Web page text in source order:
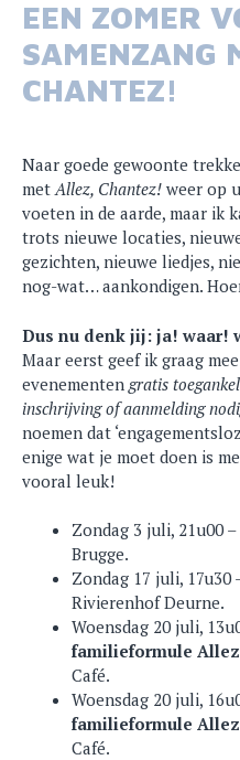
EEN ZOMER
SAMENZANG
CHANTEZ!
Naar goede gewoonte
metAllez, Chantez! weer op
voeten in de aarde, maar ik
trots nieuwe locaties,
gezichten, nieuwe liedjes,
nog-wat… aankondigen.
Dus nu denk jij: ja! waar!
Maar eerst geef ik graag
evenementen gratis
inschrijving of aanmelding
noemen dat
enige wat je moet doen is
vooral leuk!
Zondag 3 juli, 21u00 –
Brugge.
Zondag 17 juli, 17u30
Rivierenhof Deurne.
Woensdag 20 juli,
familieformule
Café.
Woensdag 20 juli,
familieformule
Café.